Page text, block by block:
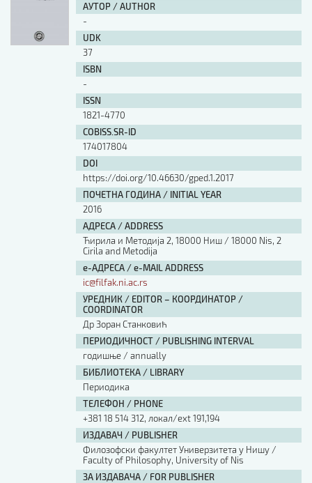
АУТОР / AUTHOR
-
UDK
37
ISBN
-
ISSN
1821-4770
COBISS.SR-ID
174017804
DOI
https://doi.org/10.46630/gped.1.2017
ПОЧЕТНА ГОДИНА / INITIAL YEAR
2016
АДРЕСА / ADDRESS
Ћирила и Методија 2, 18000 Ниш / 18000 Nis, 2
Cirila and Metodija
е-АДРЕСА / e-MAIL ADDRESS
ic@filfak.ni.ac.rs
УРЕДНИК / EDITOR – КООРДИНАТОР /
COORDINATOR
Др Зоран Станковић
ПЕРИОДИЧНОСТ / PUBLISHING INTERVAL
годишње / annually
БИБЛИОТЕКА / LIBRARY
Периодика
ТЕЛЕФОН / PHONE
+381 18 514 312, локал/ext 191,194
ИЗДАВАЧ / PUBLISHER
Филозофски факултет Универзитета у Нишу /
Faculty of Philosophy, University of Nis
ЗА ИЗДАВАЧА / FOR PUBLISHER